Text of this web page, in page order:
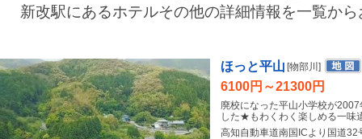
新改駅にあるホテルその他の詳細情報を一覧か
ほっと平山 [物部川]
6100円～21300円
廃校になった平山小学校が
した★もわくわく楽しめる一味
高知自動車道南国ICより国道